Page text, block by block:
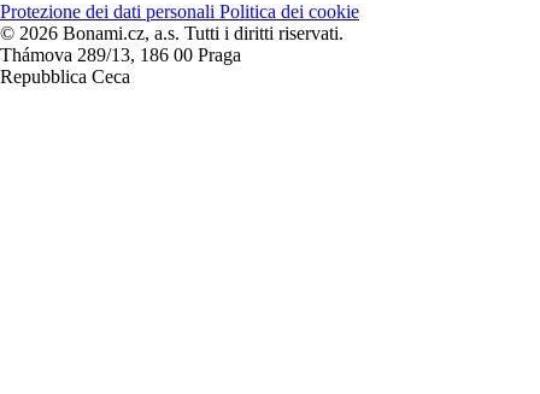
Protezione dei dati personali Politica dei cookie
© 2026 Bonami.cz, a.s. Tutti i diritti riservati.
Thámova 289/13, 186 00 Praga
Repubblica Ceca